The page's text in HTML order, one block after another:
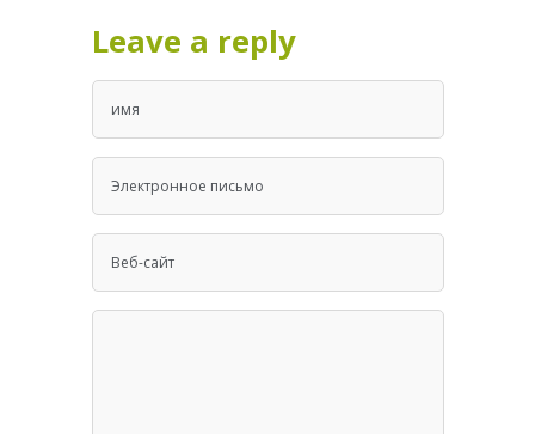
Leave a reply